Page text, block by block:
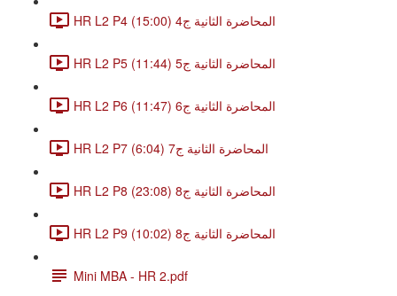
HR L2 P4 المحاضرة الثانية ج4 (15:00)
HR L2 P5 المحاضرة الثانية ج5 (11:44)
HR L2 P6 المحاضرة الثانية ج6 (11:47)
HR L2 P7 المحاضرة الثانية ج7 (6:04)
HR L2 P8 المحاضرة الثانية ج8 (23:08)
HR L2 P9 المحاضرة الثانية ج8 (10:02)
Mini MBA - HR 2.pdf